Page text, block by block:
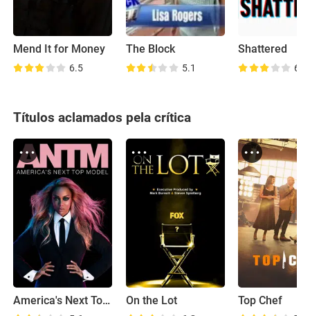
Mend It for Money
6.5
The Block
5.1
Shattered
6.0
Títulos aclamados pela crítica
America's Next Top Model On the Lot Top Chef